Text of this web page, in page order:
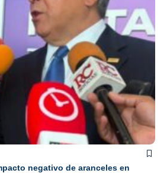
negativo de aranceles en